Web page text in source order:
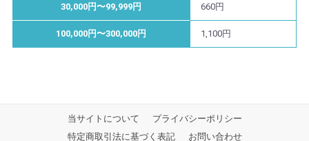
30,000円〜99,999円 660円
100,000円〜300,000円 1,100円
当サイトについて
プライバシーポリシー
特定商取引法に基づく表記
お問い合わせ